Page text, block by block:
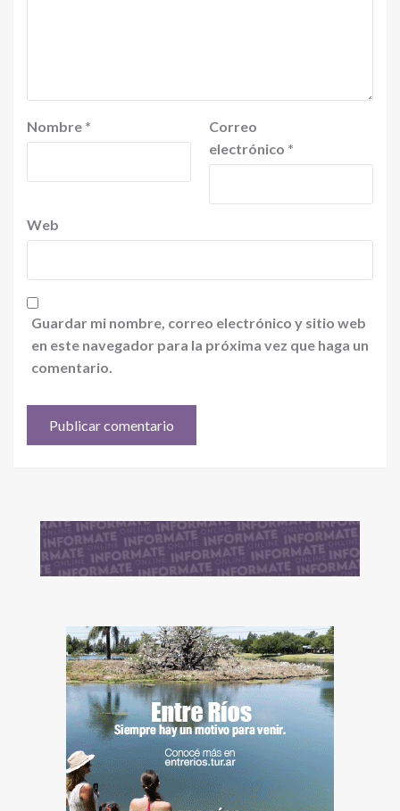
Nombre *
Correo
electrónico *
Web
Guardar mi nombre, correo electrónico y sitio web
en este navegador para la próxima vez que haga un
comentario.